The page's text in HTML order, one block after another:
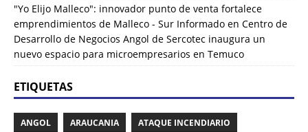
"Yo Elijo Malleco": innovador punto de venta fortalece
emprendimientos de Malleco - Sur Informado en Centro de
Desarrollo de Negocios Angol de Sercotec inaugura un
nuevo espacio para microempresarios en Temuco
ETIQUETAS
ANGOL ARAUCANIA ATAQUE INCENDIARIO